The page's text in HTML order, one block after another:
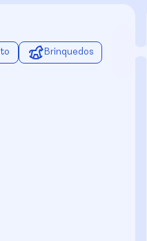
Brinquedos